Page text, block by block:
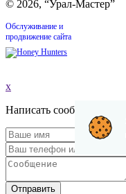
© 2026, “Урал-Мастер”
Обслуживание и
продвижение сайта
x
Написать сообщение
Отправить